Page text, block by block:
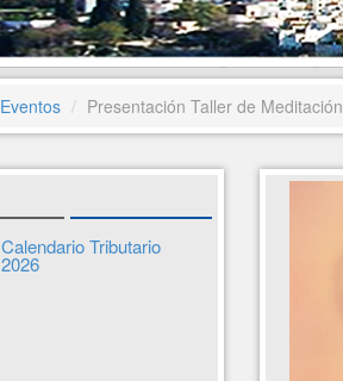
Eventos Presentación Taller de Meditación
Calendario Tributario
2026